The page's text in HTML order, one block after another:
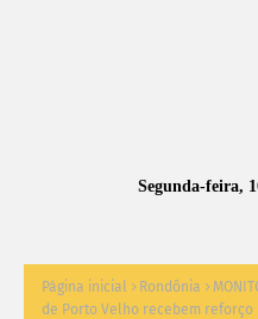
Segunda-feira,
Página inicial Rondônia
de Porto Velho recebem